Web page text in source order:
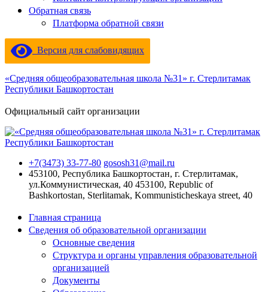
Обратная связь
Платформа обратной связи
Версия для слабовидящих
«Средняя общеобразовательная школа №31» г. Стерлитамак
Республики Башкортостан
Официальный сайт организации
+7(3473) 33-77-80 gososh31@mail.ru
453100, Республика Башкортостан, г. Стерлитамак,
ул.Коммунистическая, 40 453100, Republic of
Bashkortostan, Sterlitamak, Kommunisticheskaya street, 40
Главная страница
Сведения об образовательной организации
Основные сведения
Структура и органы управления образовательной
организацией
Документы